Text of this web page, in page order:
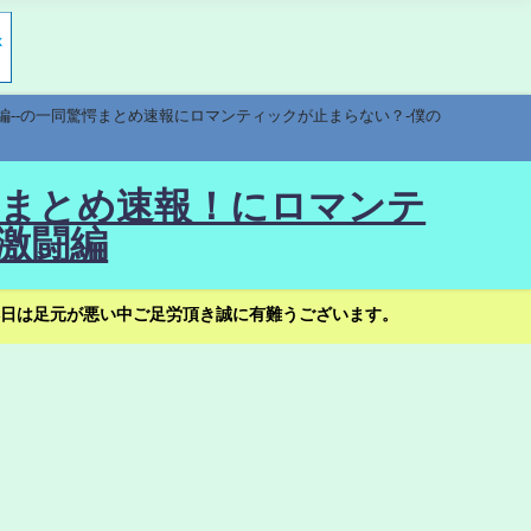
の一同驚愕まとめ速報にロマンティックが止まらない？-僕の
とめ速報！にロマンテ
闘編
足元が悪い中ご足労頂き誠に有難うございます。